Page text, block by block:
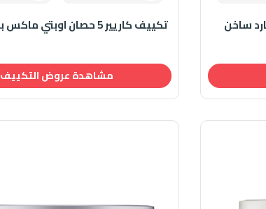
تكييف كاريير 5 حصان اوبتي ماكس بارد ساخن
مشاهدة عروض التكييف